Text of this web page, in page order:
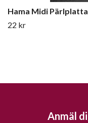
Hama Midi
22 kr
Anmäl